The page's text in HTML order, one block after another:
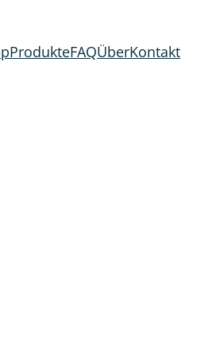
ProdukteFAQÜberKontakt